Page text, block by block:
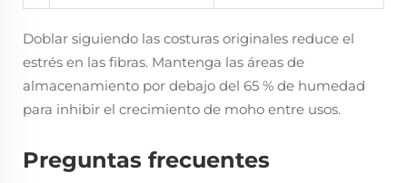
Doblar siguiendo las costuras originales reduce el
estrés en las fibras. Mantenga las áreas de
almacenamiento por debajo del 65 % de humedad
para inhibir el crecimiento de moho entre usos.
Preguntas frecuentes